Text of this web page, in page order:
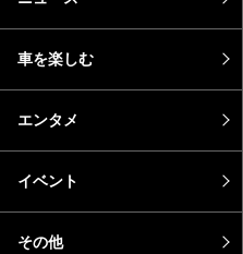
車を楽しむ
エンタメ
イベント
その他